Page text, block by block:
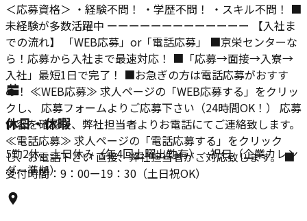
＜応募資格＞ ・経験不問！ ・学歴不問！ ・スキル不問！ ■
未経験が多数活躍中 ーーーーーーーーーーーーー 【入社ま
での流れ】 「WEB応募」or「電話応募」 ■京栄センターな
ら！応募から入社まで最速対応！ ■「応募→面接→入寮→
入社」最短1日で完了！ ■お急ぎの方は電話応募がおすす
め！ ≪WEB応募≫ 求人ページの「WEB応募する」をクリッ
クし、 応募フォームよりご応募下さい（24時間OK！） 応募
内容を確認後、弊社担当者よりお電話にてご連絡致します。
≪電話応募≫ 求人ページの「電話応募する」をクリック
し、お電話下さい 直接、弊社担当者がご対応致します。 ■
受付時間：9：00ー19：30（土日祝OK）
休日・休暇
5勤2休、土日休み（年4回土曜出勤有）、祝日（企業カレン
ダー準拠）